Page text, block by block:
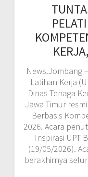
News.Jombang
Latihan Kerja
Dinas Tenaga
Jawa Timur
Berbasis
2026. Acara
Inspirasi UPT
(19/05/2026).
berakhirnya